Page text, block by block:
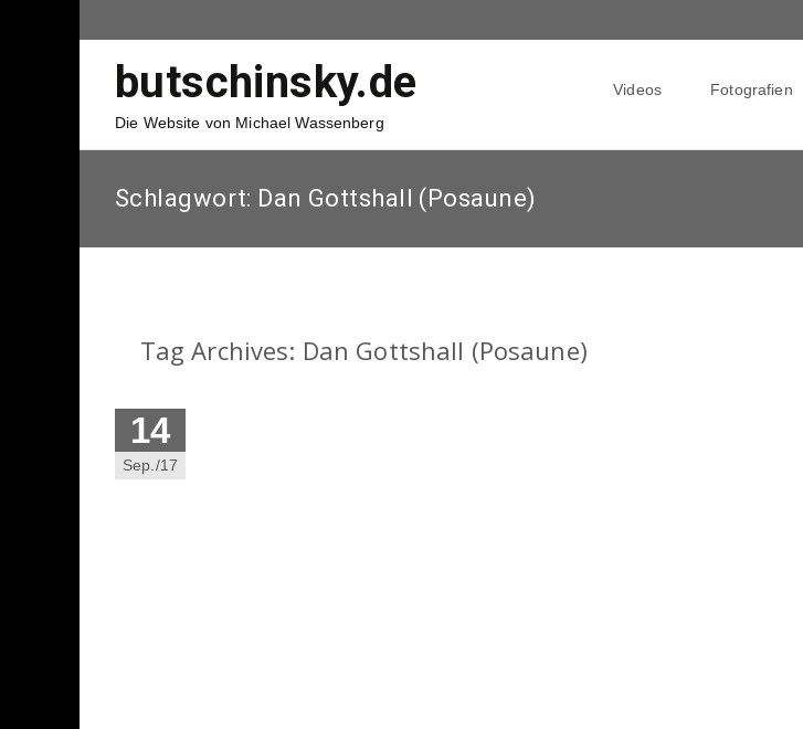
butschinsky.de
Die Website von Michael Wassenberg
Videos Fotografien
Schlagwort: Dan Gottshall (Posaune)
Tag Archives: Dan Gottshall (Posaune)
14
Sep./17